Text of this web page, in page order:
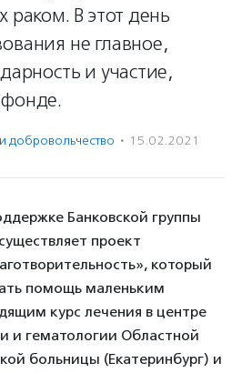
раком. В этот день
не главное,
и участие,
доброволь­чест­во · 15.02.2021
Банковской группы
проект
который
помощь маленьким
курс лечения в центре
и гематологии Областной
больницы (Екатеринбург) и